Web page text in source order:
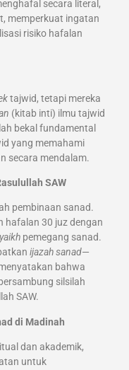
secara literal,
memperkuat ingatan
risiko hafalan
tajwid, tetapi mereka
(kitab inti) ilmu tajwid
bekal fundamental
yang memahami
secara mendalam.
SAW
pembinaan sanad.
hafalan 30 juz dengan
pemegang sanad.
ijazah sanad—
bahwa
silsilah
SAW.
di Madinah
dan akademik,
untuk